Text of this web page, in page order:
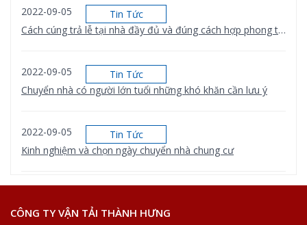
2022-09-05
Tin Tức
Cách cúng trả lễ tại nhà đầy đủ và đúng cách hợp phong thủy
2022-09-05
Tin Tức
Chuyển nhà có người lớn tuổi những khó khăn cần lưu ý
2022-09-05
Tin Tức
Kinh nghiệm và chọn ngày chuyển nhà chung cư
[Bảng giá] Xe tải chuyển nhà bao nhiêu 1km
CÔNG TY VẬN TẢI THÀNH HƯNG